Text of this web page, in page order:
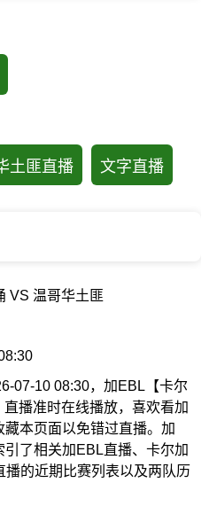
土匪直播 文字直播
VS 温哥华土匪
07-10 08:30，加EBL【卡尔
播准时在线播放，喜欢看加
本页面以免错过直播。加
了相关加EBL直播、卡尔加
播的近期比赛列表以及两队历